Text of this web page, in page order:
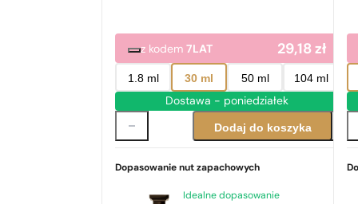
z kodem7LAT 29,18zł
1.8 ml 30 ml 50 ml 104 ml
Dostawa - poniedziałek
Dodaj do koszyka
Dopasowanie nut zapachowych
Idealne dopasowanie